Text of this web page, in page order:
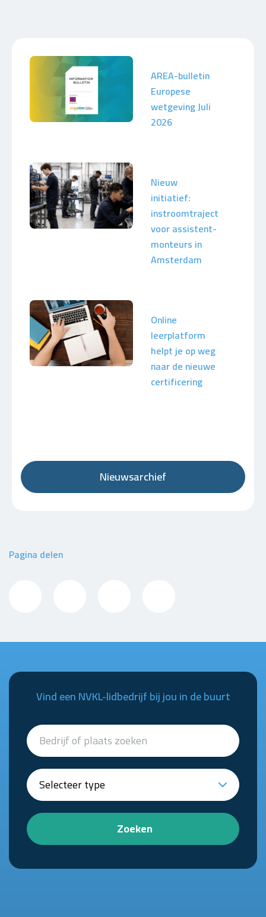
AREA-bulletin
Europese
wetgeving Juli
2026
Nieuw
initiatief:
instroomtraject
voor assistent-
monteurs in
Amsterdam
Online
leerplatform
helpt je op weg
naar de nieuwe
certificering
Nieuwsarchief
Pagina delen
Vind een NVKL-lidbedrijf bij jou in de buurt
Zoeken